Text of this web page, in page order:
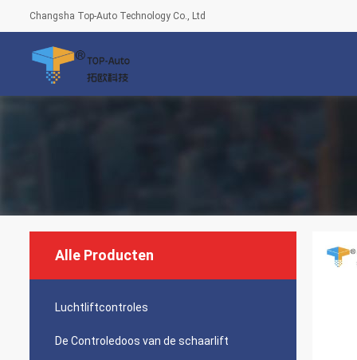
Changsha Top-Auto Technology Co., Ltd
Alle Producten
Luchtliftcontroles
De Controledoos van de schaarlift